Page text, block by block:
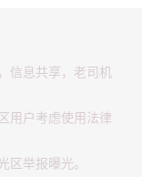
信息共享，老司机
用户考虑使用法律
区举报曝光。